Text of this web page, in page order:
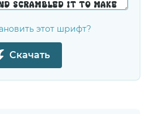
этот шрифт?
Скачать